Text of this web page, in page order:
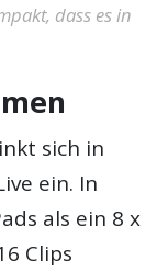
dass es in
sich in
ein. In
als ein 8 x
Clips